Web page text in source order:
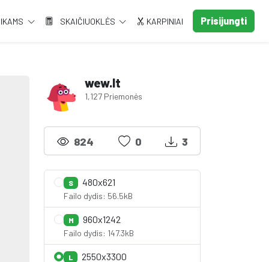
SKAIČIUOKLĖS KARPINIAI Prisijungti
wew.lt
1,127 Priemonės
824 0 3
S 480x621
Failo dydis: 56.5kB
M 960x1242
Failo dydis: 147.3kB
L 2550x3300